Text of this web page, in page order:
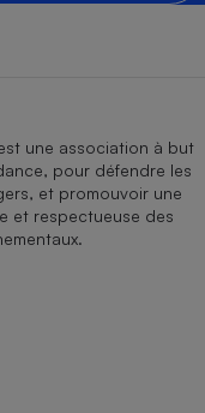
une association à but
pour défendre les
et promouvoir une
et respectueuse des